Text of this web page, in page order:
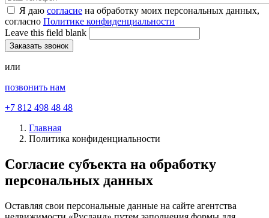
Я даю согласие на обработку моих персональных данных,
согласно Политике конфиденциальности
Leave this field blank
или
позвонить нам
+7 812 498 48 48
Главная
Политика конфиденциальности
Согласие субъекта на обработку
персональных данных
Оставляя свои персональные данные на сайте агентства